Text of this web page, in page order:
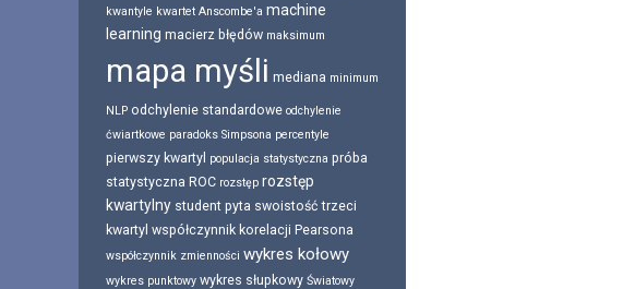
kwantyle kwartet Anscombe'a machine
learning macierz błędów maksimum
mapa myśli mediana minimum
NLP odchylenie standardowe odchylenie
ćwiartkowe paradoks Simpsona percentyle
pierwszy kwartyl populacja statystyczna próba
statystyczna ROC rozstęp rozstęp
kwartylny student pyta swoistość trzeci
kwartyl współczynnik korelacji Pearsona
współczynnik zmienności wykres kołowy
wykres punktowy wykres słupkowy Światowy